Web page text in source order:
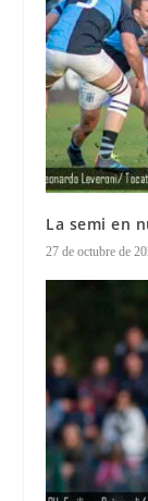
La semi en
27 de octubre de